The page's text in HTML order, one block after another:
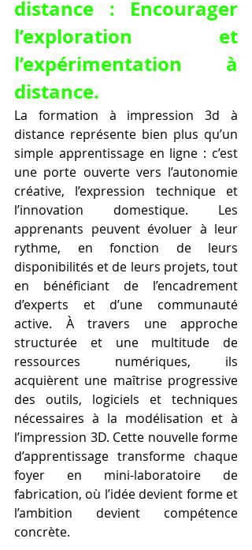
distance : Encourager
l’exploration et
l’expérimentation à
distance.
La formation à impression 3d à
distance représente bien plus qu’un
simple apprentissage en ligne : c’est
une porte ouverte vers l’autonomie
créative, l’expression technique et
l’innovation domestique. Les
apprenants peuvent évoluer à leur
rythme, en fonction de leurs
disponibilités et de leurs projets, tout
en bénéficiant de l’encadrement
d’experts et d’une communauté
active. À travers une approche
structurée et une multitude de
ressources numériques, ils
acquièrent une maîtrise progressive
des outils, logiciels et techniques
nécessaires à la modélisation et à
l’impression 3D. Cette nouvelle forme
d’apprentissage transforme chaque
foyer en mini-laboratoire de
fabrication, où l’idée devient forme et
l’ambition devient compétence
concrète.